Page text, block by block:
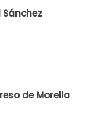
de Morelia